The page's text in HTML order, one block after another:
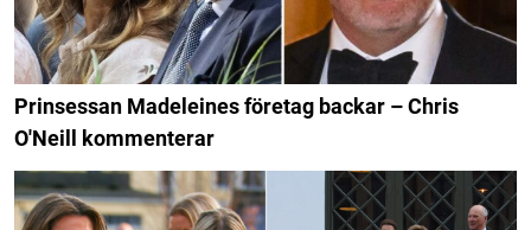
Prinsessan Madeleines företag backar – Chris
O'Neill kommenterar